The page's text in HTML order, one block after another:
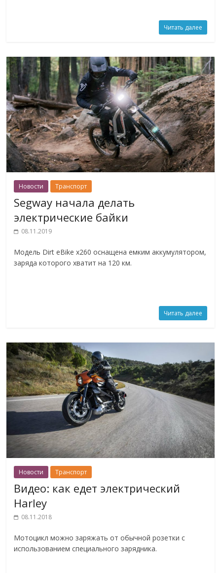
Читать далее
Новости Транспорт
Segway начала делать
электрические байки
08.11.2019
Модель Dirt eBike x260 оснащена емким аккумулятором,
заряда которого хватит на 120 км.
Читать далее
Новости Транспорт
Видео: как едет электрический
Harley
08.11.2018
Мотоцикл можно заряжать от обычной розетки с
использованием специального зарядника.